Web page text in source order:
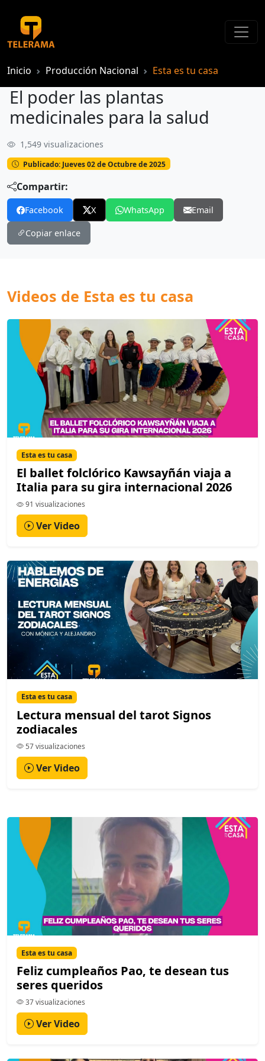
Inicio Producción Nacional Esta es tu casa
El poder las plantas
medicinales para la salud
El poder las plantas medicinales para la salud
1,549 visualizaciones
Publicado: Jueves 02 de Octubre de 2025
Compartir:
Facebook X WhatsApp Email
Copiar enlace
Videos de Esta es tu casa
Esta es tu casa
El ballet folclórico Kawsayñán viaja a
Italia para su gira internacional 2026
91 visualizaciones
Ver Video
Esta es tu casa
Lectura mensual del tarot Signos
zodiacales
57 visualizaciones
Ver Video
Esta es tu casa
Feliz cumpleaños Pao, te desean tus
seres queridos
37 visualizaciones
Ver Video